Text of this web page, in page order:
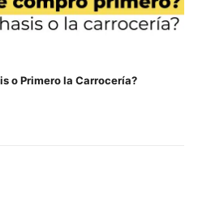
o Primero la Carrocería?